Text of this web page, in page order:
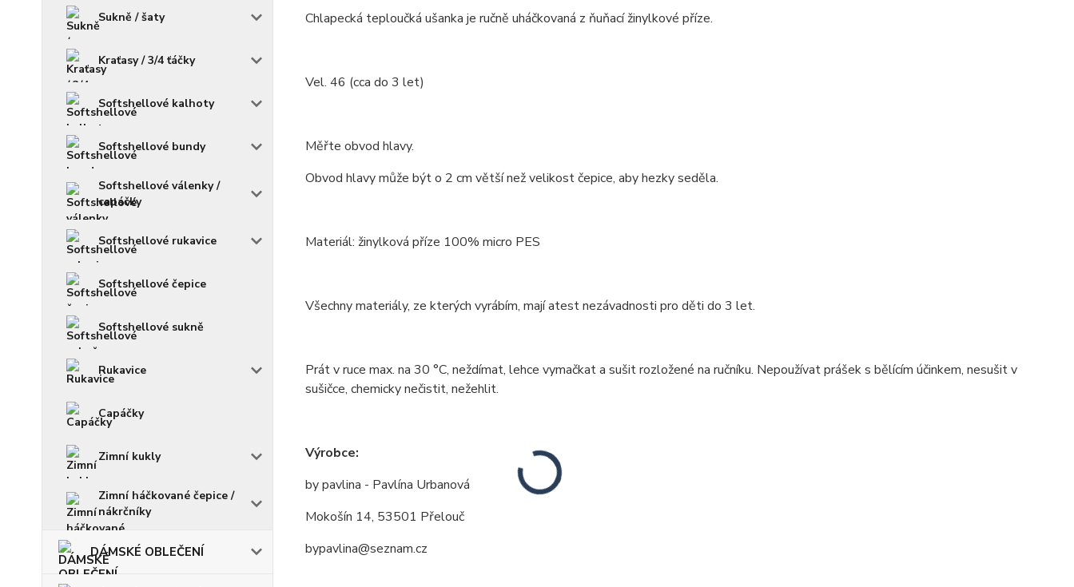
Sukně / šaty
Kraťasy / 3/4 ťáčky
Softshellové kalhoty
Softshellové bundy
Softshellové válenky /
capáčky
Softshellové rukavice
Softshellové čepice
Softshellové sukně
Rukavice
Capáčky
Zimní kukly
Zimní háčkované čepice /
nákrčníky
DÁMSKÉ OBLEČENÍ
Chlapecká teploučká ušanka je ručně uháčkovaná z ňuňací žinylkové příze.
Vel. 46 (cca do 3 let)
Měřte obvod hlavy.
Obvod hlavy může být o 2 cm větší než velikost čepice, aby hezky seděla.
Materiál: žinylková příze 100% micro PES
Všechny materiály, ze kterých vyrábím, mají atest nezávadnosti pro děti do 3 let.
Prát v ruce max. na 30 °C, neždímat, lehce vymačkat a sušit rozložené na ručníku. Nepoužívat prášek s bělícím účinkem, nesušit v
sušičce, chemicky nečistit, nežehlit.
Výrobce:
by pavlina - Pavlína Urbanová
Mokošín 14, 53501 Přelouč
bypavlina@seznam.cz